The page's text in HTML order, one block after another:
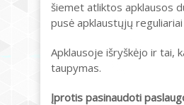
šiemet atliktos apklausos
pusė apklaustųjų
Apklausoje išryškėjo ir tai,
taupymas.
Įprotis pasinaudoti